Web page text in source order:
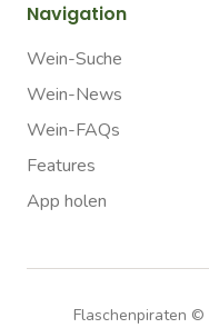
Navigation
Wein-Suche
Wein-News
Wein-FAQs
Features
App holen
Flaschenpiraten ©